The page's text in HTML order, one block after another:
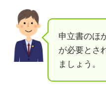
申立書のほ
が必要とさ
ましょう。